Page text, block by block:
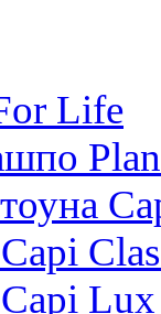
Life
Lux